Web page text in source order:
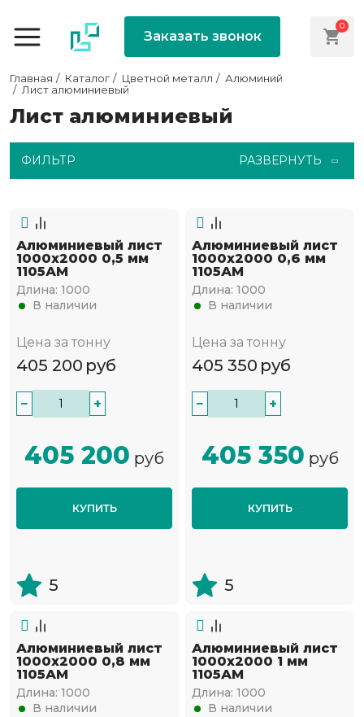
Заказать звонок
0
Главная Каталог Цветной металл
Алюминий
Лист алюминиевый
Лист алюминиевый
ФИЛЬТР РАЗВЕРНУТЬ
Алюминиевый лист
1000х2000 0,5 мм
1105АМ
Длина: 1000
В наличии
Цена за тонну
405 200 руб
− +
405 200 руб
КУПИТЬ
5
Алюминиевый лист
1000х2000 0,6 мм
1105АМ
Длина: 1000
В наличии
Цена за тонну
405 350 руб
− +
405 350 руб
КУПИТЬ
5
Алюминиевый лист
1000х2000 0,8 мм
1105АМ
Длина: 1000
В наличии
Алюминиевый лист
1000х2000 1 мм
1105АМ
Длина: 1000
В наличии